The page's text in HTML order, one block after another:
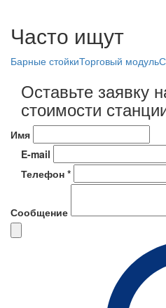
Часто ищут
Барные стойкиТорговый модуль
Оставьте заявку
стоимости
Имя
E-mail
Телефон *
Сообщение